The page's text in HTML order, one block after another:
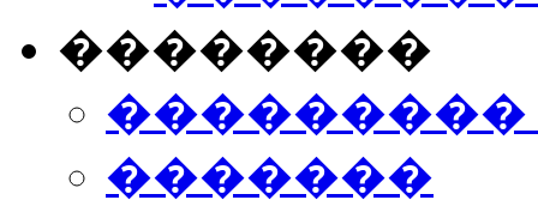
��������
���������
�������